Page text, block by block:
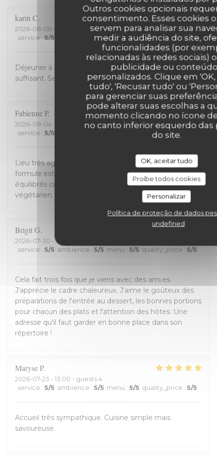
Outros cookies opcionais
consentimento. Esses cookies
servem para analisar sua
medir a audiência do site,
funcionalidades (por
relacionadas às redes sociais)
publicidade ou
personalizados. Clique em
tudo', 'Recusar tudo' ou
para gerenciar suas
pode alterar suas escolhas a
momento clicando no ícone
no canto inferior esquerdo das
do site.
OK, aceitar tudo
Proíbe todos cookies
Personalizar
Política de proteção de dados
undefined
karin C
2026-08-06 - 12:30 - guests 2
service : 5/5 4/5 menu :5/5 quality_price :5/5
Déjeuner à 13,50 euros entrée+ plat+dessert. Bon et
suffisant. Service efficace.
Fabienne P
2026-08-04 - 12:45 - guests 3
service : 5/5 quality_price
Lieu très agréable pour une pause déjeuner. La
formule est bien choisie . Entrée plat dessert bien
équilibrés cuisine de saison, le choix d'un menu
végétarien. Très bon accueil.
BrigitG
2026-07-30 - 12:00 - guests 3
service : 5/5 ambience : 5/5 menu : 5/5 quality_price : 5/5
Cela fait trois fois que je viens avec des ami.es.
J'apprécie le cadre chaleureux. J'aime le goûteux des
préparations de l'entrée au dessert, les bonnes portions
pour chacun des plats et l'attention des hôtes. Une
adresse qu'il faut garder en bonne place dans son
répertoire !
MaryseP
2026-07-23 - 13:00 - guests 4
service : 5/5 ambience : 5/5 menu : 5/5 quality_price : 5/5
Accueil très sympathique. Cuisine simple mais
savoureuse.